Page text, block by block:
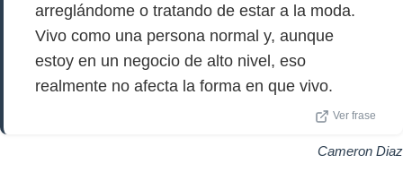
arreglándome o tratando de estar a la moda.
Vivo como una persona normal y, aunque
estoy en un negocio de alto nivel, eso
realmente no afecta la forma en que vivo.
Ver frase
Cameron Diaz